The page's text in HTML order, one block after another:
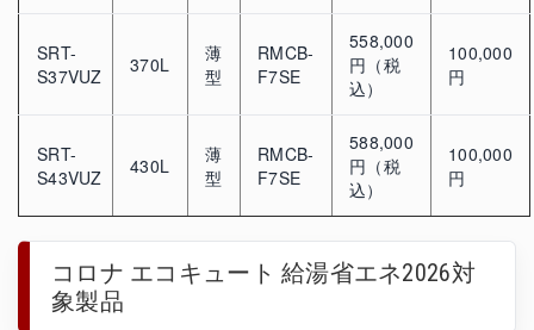
SRT-
S37VUZ
370L
薄
型
RMCB-
F7SE
558,000
円（税
込）
100,000
円
SRT-
S43VUZ
430L
薄
型
RMCB-
F7SE
588,000
円（税
込）
100,000
円
コロナ エコキュート 給湯省エネ2026対
象製品